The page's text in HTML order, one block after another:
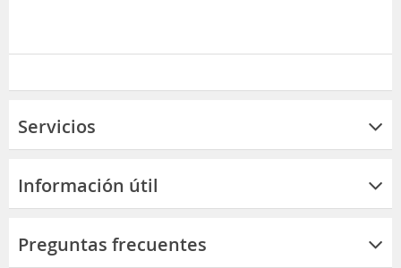
Servicios
Información útil
Preguntas frecuentes